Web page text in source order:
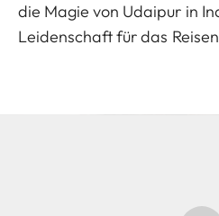
die Magie von Udaipur in
Leidenschaft für das